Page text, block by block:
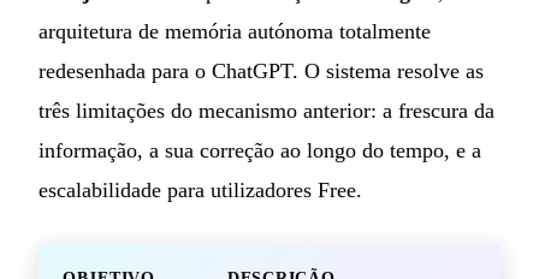
arquitetura de memória autónoma totalmente
redesenhada para o ChatGPT. O sistema resolve as
três limitações do mecanismo anterior: a frescura da
informação, a sua correção ao longo do tempo, e a
escalabilidade para utilizadores Free.